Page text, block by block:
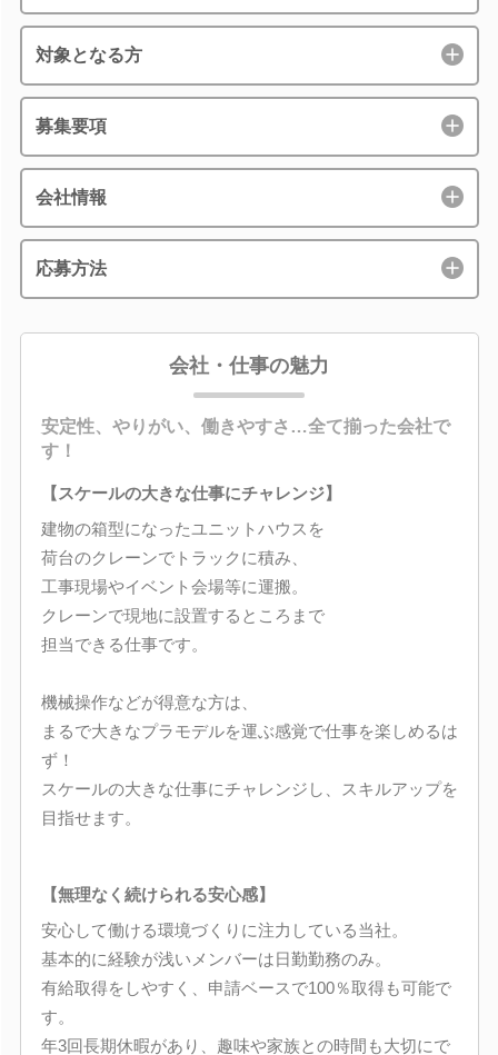
対象となる方
募集要項
会社情報
応募方法
会社・仕事の魅力
安定性、やりがい、働きやすさ…全て揃った会社で
す！
【スケールの大きな仕事にチャレンジ】
建物の箱型になったユニットハウスを
荷台のクレーンでトラックに積み、
工事現場やイベント会場等に運搬。
クレーンで現地に設置するところまで
担当できる仕事です。
機械操作などが得意な方は、
まるで大きなプラモデルを運ぶ感覚で仕事を楽しめるは
ず！
スケールの大きな仕事にチャレンジし、スキルアップを
目指せます。
【無理なく続けられる安心感】
安心して働ける環境づくりに注力している当社。
基本的に経験が浅いメンバーは日勤勤務のみ。
有給取得をしやすく、申請ベースで100％取得も可能で
す。
年3回長期休暇があり、趣味や家族との時間も大切にで